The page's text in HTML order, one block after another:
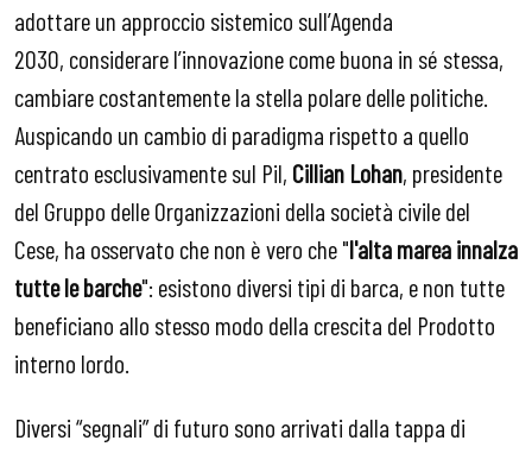
adottare un approccio sistemico sull’Agenda
2030, considerare l’innovazione come buona in sé stessa,
cambiare costantemente la stella polare delle politiche.
Auspicando un cambio di paradigma rispetto a quello
centrato esclusivamente sul Pil, Cillian Lohan, presidente
del Gruppo delle Organizzazioni della società civile del
Cese, ha osservato che non è vero che "l'alta marea innalza
tutte le barche": esistono diversi tipi di barca, e non tutte
beneficiano allo stesso modo della crescita del Prodotto
interno lordo.
Diversi “segnali” di futuro sono arrivati dalla tappa di